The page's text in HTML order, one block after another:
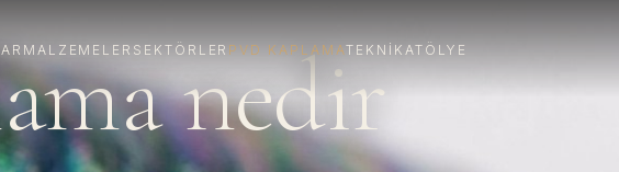
MALZEMELER SEKTÖRLER PVD KAPLAMATEKNIK ATÖLYE
nedir